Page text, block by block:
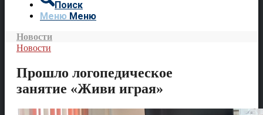
Поиск
Меню Меню
Новости
Новости
Прошло логопедическое
занятие «Живи играя»